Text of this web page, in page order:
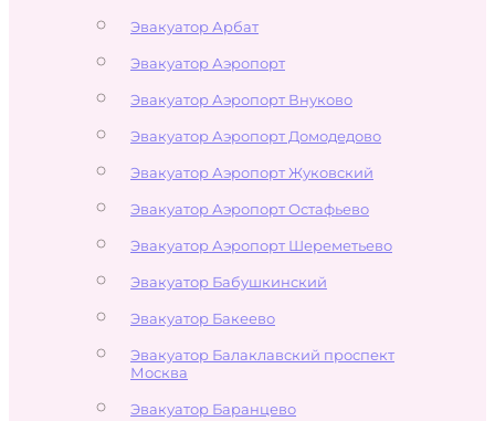
Эвакуатор Арбат
Эвакуатор Аэропорт
Эвакуатор Аэропорт Внуково
Эвакуатор Аэропорт Домодедово
Эвакуатор Аэропорт Жуковский
Эвакуатор Аэропорт Остафьево
Эвакуатор Аэропорт Шереметьево
Эвакуатор Бабушкинский
Эвакуатор Бакеево
Эвакуатор Балаклавский проспект
Москва
Эвакуатор Баранцево